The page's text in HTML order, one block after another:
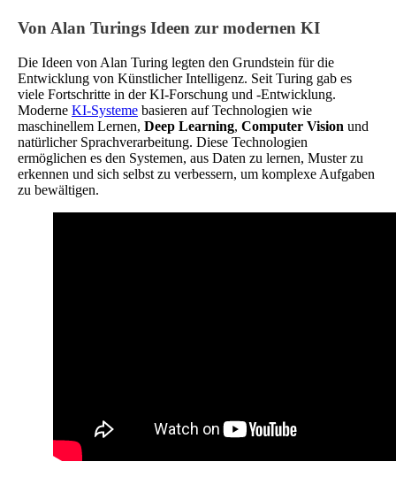
Von Alan Turings Ideen zur modernen KI
Die Ideen von Alan Turing legten den Grundstein für die
Entwicklung von Künstlicher Intelligenz. Seit Turing gab es
viele Fortschritte in der KI-Forschung und -Entwicklung.
Moderne KI-Systeme basieren auf Technologien wie
maschinellem Lernen, Deep Learning, Computer Vision und
natürlicher Sprachverarbeitung. Diese Technologien
ermöglichen es den Systemen, aus Daten zu lernen, Muster zu
erkennen und sich selbst zu verbessern, um komplexe Aufgaben
zu bewältigen.